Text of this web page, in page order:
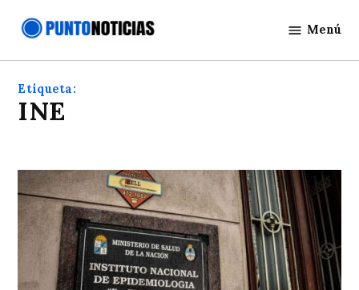
Noticias
Menú
Etiqueta:
INE